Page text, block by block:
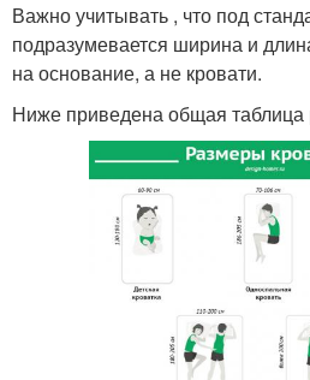
Важно учитывать , что под
подразумевается ширина и
на основание, а не кровати.
Ниже приведена общая таблица